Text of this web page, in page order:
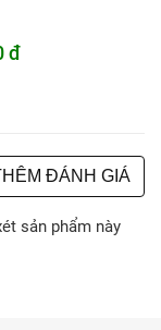
đ
ĐÁNH GIÁ
sản phẩm này